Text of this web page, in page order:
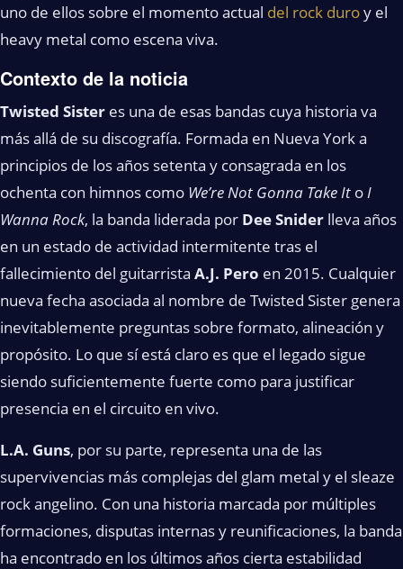
uno de ellos sobre el momento actual del rock duroy el
heavy metal como escena viva.
Contexto de la noticia
Twisted Sister es una de esas bandas cuya historia va
más allá de su discografía. Formada en Nueva York a
principios de los años setenta y consagrada en los
ochenta con himnos como We’re Not Gonna Take It o I
Wanna Rock, la banda liderada por Dee Snider lleva años
en un estado de actividad intermitente tras el
fallecimiento del guitarrista A.J. Pero en 2015. Cualquier
nueva fecha asociada al nombre de Twisted Sister genera
inevitablemente preguntas sobre formato, alineación y
propósito. Lo que sí está claro es que el legado sigue
siendo suficientemente fuerte como para justificar
presencia en el circuito en vivo.
L.A. Guns, por su parte, representa una de las
supervivencias más complejas del glam metal y el sleaze
rock angelino. Con una historia marcada por múltiples
formaciones, disputas internas y reunificaciones, la banda
ha encontrado en los últimos años cierta estabilidad